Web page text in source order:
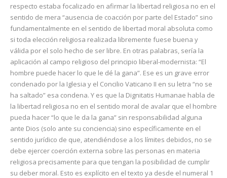
respecto estaba focalizado en afirmar la libertad religiosa no en el
sentido de mera “ausencia de coacción por parte del Estado” sino
fundamentalmente en el sentido de libertad moral absoluta como
si toda elección religiosa realizada libremente fuese buena y
válida por el solo hecho de ser libre. En otras palabras, sería la
aplicación al campo religioso del principio liberal-modernista: “El
hombre puede hacer lo que le dé la gana”. Ese es un grave error
condenado por la Iglesia y el Concilio Vaticano II en su letra “no se
ha saltado” esa condena. Y es que la Dignitatis Humanae habla de
la libertad religiosa no en el sentido moral de avalar que el hombre
pueda hacer “lo que le da la gana” sin responsabilidad alguna
ante Dios (solo ante su conciencia) sino específicamente en el
sentido jurídico de que, atendiéndose a los límites debidos, no se
debe ejercer coerción externa sobre las personas en materia
religiosa precisamente para que tengan la posibilidad de cumplir
su deber moral. Esto es explícito en el texto ya desde el numeral 1